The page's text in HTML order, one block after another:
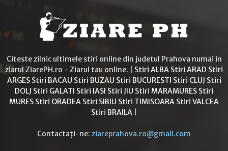
Citeste zilnic ultimele stiri online din judetul Prahova numai in
ziarul ZiarePH.ro - Ziarul tau online. | Stiri ALBA Stiri ARAD Stiri
ARGES Stiri BACAU Stiri BUZAU Stiri BUCURESTI Stiri CLUJ Stiri
DOLJ Stiri GALATI Stiri IASI Stiri JIU Stiri MARAMURES Stiri
MURES Stiri ORADEA Stiri SIBIU Stiri TIMISOARA Stiri VALCEA
Stiri BRAILA
Contactați-ne: ziareprahova.ro@gmail.com